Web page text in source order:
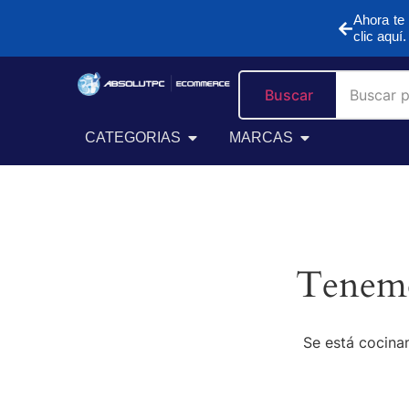
Ahora
clic aquí.
CATEGORIAS MARCAS
Buscar
Se está